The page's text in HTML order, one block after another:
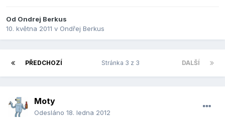
Od Ondrej Berkus
10. května 2011 v Ondřej Berkus
PŘEDCHOZÍ DALŠÍ
Stránka 3 z 3
Moty
Odesláno 18. ledna 2012